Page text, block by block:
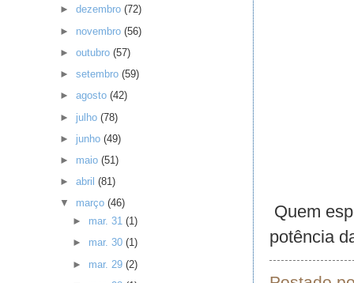
Quem
potência
►dezembro(72)
► novembro(56)
►outubro(57)
►setembro(59)
►agosto(42)
► julho(78)
► junho(49)
► maio(51)
►abril(81)
▼ março(46)
► mar. 31 (1)
► mar. 30 (1)
► mar. 29 (2)